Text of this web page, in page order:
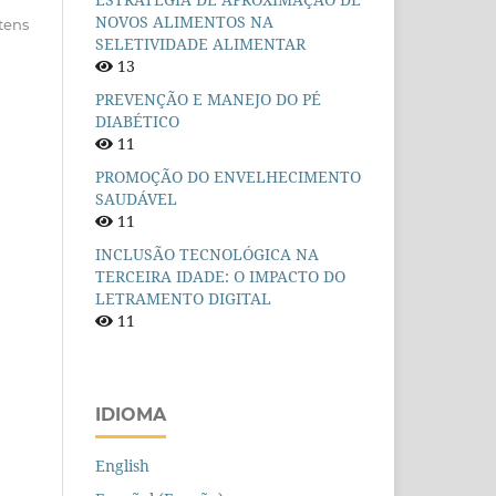
NOVOS ALIMENTOS NA
SELETIVIDADE ALIMENTAR
13
PREVENÇÃO E MANEJO DO PÉ
DIABÉTICO
11
PROMOÇÃO DO ENVELHECIMENTO
SAUDÁVEL
11
INCLUSÃO TECNOLÓGICA NA
TERCEIRA IDADE: O IMPACTO DO
LETRAMENTO DIGITAL
11
IDIOMA
English